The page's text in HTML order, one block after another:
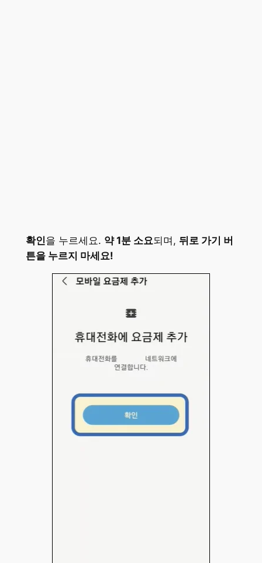
확인을 누르세요. 약 1분 소요되며, 뒤로 가기 버
튼을 누르지 마세요!